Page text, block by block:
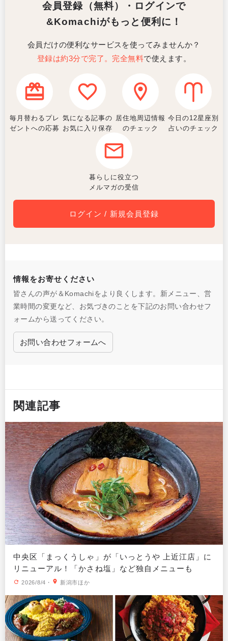
会員登録（無料）・ログインで
&Komachiがもっと便利に！
会員だけの便利なサービスを使ってみませんか？
登録は約3分で完了。完全無料で使えます。
毎月替わるプレ
ゼントへの応募
気になる記事の
お気に入り保存
居住地周辺情報
のチェック
今日の12星座別
占いのチェック
暮らしに役立つ
メルマガの受信
ログイン / 新規会員登録
情報をお寄せください
皆さんの声が＆Komachiをより良くします。新メニュー、営
業時間の変更など、お気づきのことを下記のお問い合わせフ
ォームから送ってください。
お問い合わせフォームへ
関連記事
中央区「まっくうしゃ」が「いっとうや 上近江店」に
リニューアル！「かさね塩」など独自メニューも
2026/8/4 ・ 新潟市ほか